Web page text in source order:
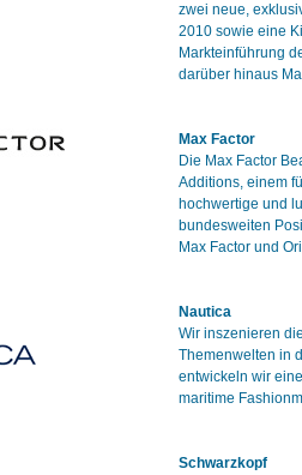
zwei neue,
2010 sowie eine
Markteinführung
darüber hinaus
Max Factor
Die Max Factor
Additions, einem
hochwertige und
bundesweiten
Max Factor und
Nautica
Wir inszenieren
Themenwelten in
entwickeln wir
maritime
Schwarzkopf